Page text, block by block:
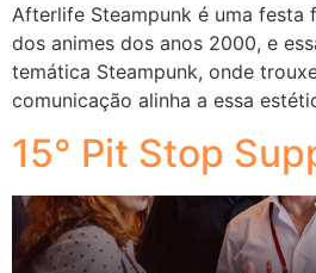
Afterlife Steampunk é uma festa
dos animes dos anos 2000, e
temática Steampunk, onde
comunicação alinha a essa
15° Pit Stop